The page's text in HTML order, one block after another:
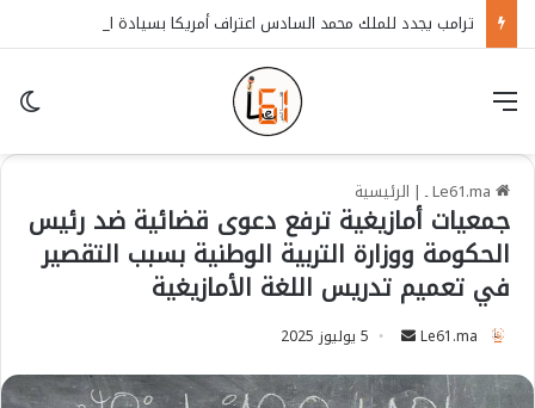
| الرئيسية
جمعيات أمازيغية ترفع دعوى قضائية ضد رئيس
الحكومة ووزارة التربية الوطنية بسبب التقصير
في تعميم تدريس اللغة الأمازيغية
Le61.ma
n
5 يوليوز 2025